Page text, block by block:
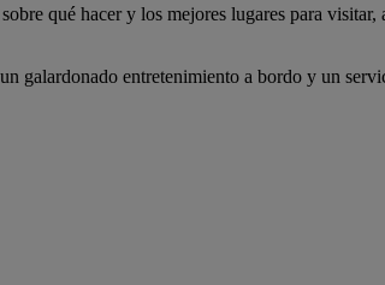
qué hacer y los mejores lugares para
galardonado entretenimiento a bordo y un